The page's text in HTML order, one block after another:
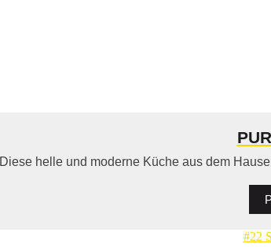
Diese helle und moderne Küche aus dem